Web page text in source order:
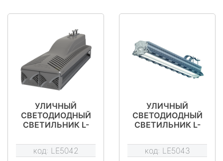
УЛИЧНЫЙ
СВЕТОДИОДНЫЙ
СВЕТИЛЬНИК L-
код: LE5042
УЛИЧНЫЙ
СВЕТОДИОДНЫЙ
СВЕТИЛЬНИК L-
TURBINE
код: LE5043